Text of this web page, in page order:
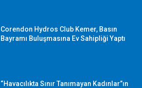
Corendon Hydros Club Kemer, Basın
Bayramı Buluşmasına Ev Sahipliği Yaptı
“Havacılıkta Sınır Tanımayan Kadınlar”ın